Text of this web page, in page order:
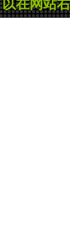
右上角